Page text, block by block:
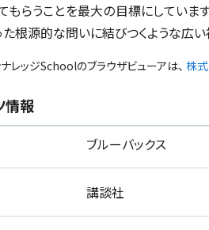
もらうことを最大の目標にしていま
た根源的な問いに結びつくような広
レッジSchoolのブラウザビューアは、 株
情報
ブルーバックス
講談社